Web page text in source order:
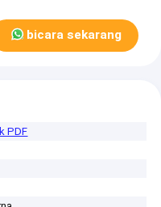
bicara sekarang
PDF